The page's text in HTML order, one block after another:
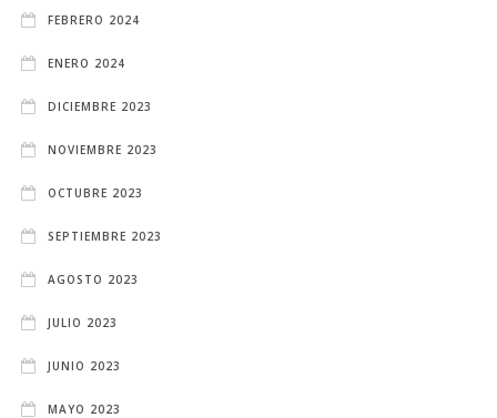
FEBRERO 2024
ENERO 2024
DICIEMBRE 2023
NOVIEMBRE 2023
OCTUBRE 2023
SEPTIEMBRE 2023
AGOSTO 2023
JULIO 2023
JUNIO 2023
MAYO 2023